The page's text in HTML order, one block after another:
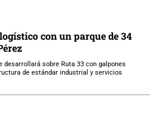
con un parque de 34
desarrollará sobre Ruta 33 con galpones
de estándar industrial y servicios